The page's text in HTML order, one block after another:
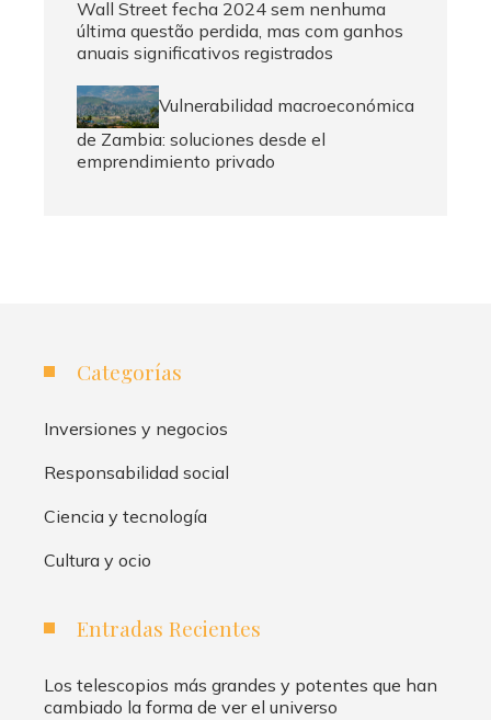
Wall Street fecha 2024 sem nenhuma
última questão perdida, mas com ganhos
anuais significativos registrados
Vulnerabilidad macroeconómica
de Zambia: soluciones desde el
emprendimiento privado
Categorías
Inversiones y negocios
Responsabilidad social
Ciencia y tecnología
Cultura y ocio
Entradas Recientes
Los telescopios más grandes y potentes que han
cambiado la forma de ver el universo